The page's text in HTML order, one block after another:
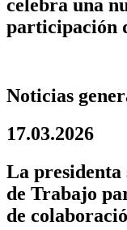
celebra una
participación
Noticias
17.03.2026
La presidenta
de Trabajo
de